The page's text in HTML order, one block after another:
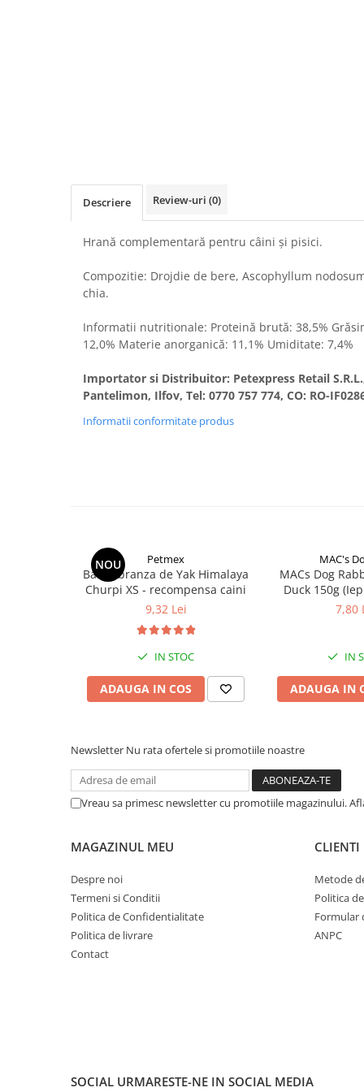
Descriere Review-uri (0)
Hrană complementară pentru câini și pisici.
Compozitie: Drojdie de bere, Ascophyllum
chia.
Informatii nutritionale: Proteină brută: 38,5%
12,0% Materie anorganică: 11,1% Umiditate: 7,4%
Importator si Distribuitor: Petexpress Retail
Pantelimon, Ilfov, Tel: 0770 757 774, CO: RO-
Informatii conformitate produs
NOU Petmex
Baton branza de Yak Himalaya
Churpi XS - recompensa caini
9,32 Lei
IN STOC
ADAUGA IN COS
MAC's
MACs Dog
Duck 150g
7,80
IN
ADAUGA IN
Newsletter Nu rata ofertele si promotiile noastre
Vreau sa primesc newsletter cu promotiile magazinului.
MAGAZINUL MEU
Despre noi
Termeni si Conditii
Politica de Confidentialitate
Politica de livrare
Contact
CLIENTI
Metode
Politica
Formular
ANPC
SOCIAL URMARESTE-NE IN SOCIAL MEDIA